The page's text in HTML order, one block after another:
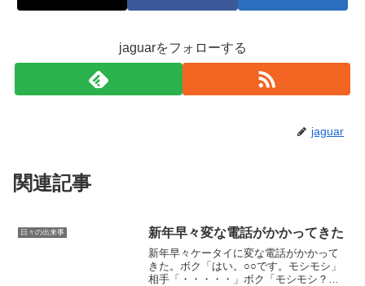
jaguarをフォローする
jaguar
関連記事
日々の出来事 新年早々変な電話がかかってきた
新年早々ケータイに変な電話がかかって
きた。ボク「はい。○○です。モシモシ」
相手「・・・・・」ボク「モシモシ？」